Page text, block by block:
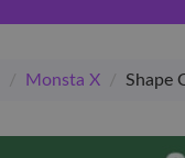
/ Monsta X / Shape